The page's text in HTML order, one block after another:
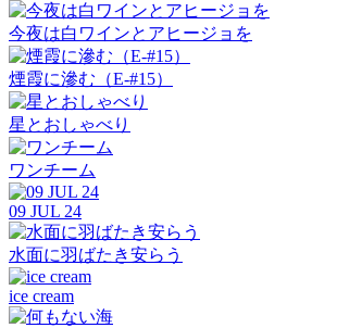
今夜は白ワインとアヒージョを
煙霞に滲む（E-#15）
星とおしゃべり
ワンチーム
09 JUL 24
水面に羽ばたき安らう
ice cream